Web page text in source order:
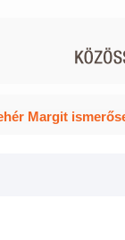
Margit